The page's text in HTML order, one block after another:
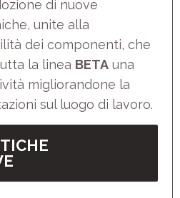
di nuove
unite alla
dei componenti, che
la linea BETA una
migliorandone la
sul luogo di lavoro.